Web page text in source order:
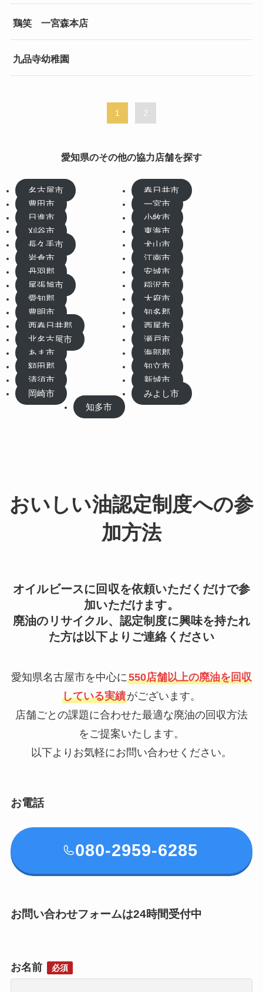
鶏笑 一宮森本店
九品寺幼稚園
1 2
愛知県のその他の協力店舗を探す
名古屋市
春日井市
豊田市
一宮市
日進市
小牧市
刈谷市
東海市
長久手市
犬山市
岩倉市
江南市
丹羽郡
安城市
尾張旭市
稲沢市
愛知郡
大府市
豊明市
知多郡
西春日井郡
西尾市
北名古屋市
瀬戸市
あま市
海部郡
額田郡
知立市
清須市
新城市
岡崎市
みよし市
知多市
おいしい油認定制度への参
加方法
オイルビースに回収を依頼いただくだけで参
加いただけます。
廃油のリサイクル、認定制度に興味を持たれ
た方は以下よりご連絡ください
愛知県名古屋市を中心に550店舗以上の廃油を回収
している実績がございます。
店舗ごとの課題に合わせた最適な廃油の回収方法
をご提案いたします。
以下よりお気軽にお問い合わせください。
お電話
080-2959-6285
お問い合わせフォームは24時間受付中
お名前 必須